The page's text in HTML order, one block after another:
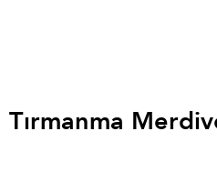
Tırmanma